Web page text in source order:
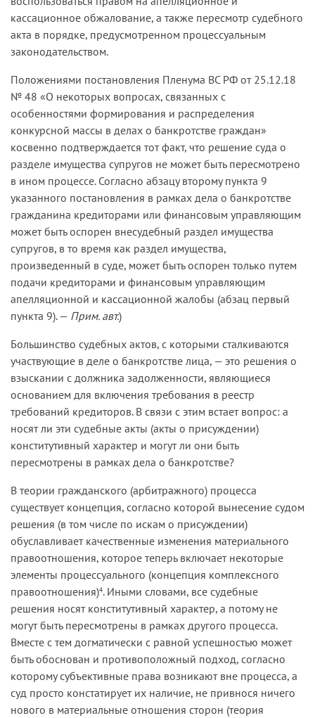
кассационное обжалование, а также пересмотр судебного
акта в порядке, предусмотренном процессуальным
законодательством.
Положениями постановления Пленума ВС РФ от 25.12.18
№ 48 «О некоторых вопросах, связанных с
особенностями формирования и распределения
конкурсной массы в делах о банкротстве граждан»
косвенно подтверждается тот факт, что решение суда о
разделе имущества супругов не может быть пересмотрено
в ином процессе. Согласно абзацу второму пункта 9
указанного постановления в рамках дела о банкротстве
гражданина кредиторами или финансовым управляющим
может быть оспорен внесудебный раздел имущества
супругов, в то время как раздел имущества,
произведенный в суде, может быть оспорен только путем
подачи кредиторами и финансовым управляющим
апелляционной и кассационной жалобы (абзац первый
пункта 9). — Прим. авт.)
Большинство судебных актов, с которыми сталкиваются
участвующие в деле о банкротстве лица, — это решения о
взыскании с должника задолженности, являющиеся
основанием для включения требования в реестр
требований кредиторов. В связи с этим встает вопрос: а
носят ли эти судебные акты (акты о присуждении)
конститутивный характер и могут ли они быть
пересмотрены в рамках дела о банкротстве?
В теории гражданского (арбитражного) процесса
существует концепция, согласно которой вынесение судом
решения (в том числе по искам о присуждении)
обуславливает качественные изменения материального
правоотношения, которое теперь включает некоторые
элементы процессуального (концепция комплексного
правоотношения)4. Иными словами, все судебные
решения носят конститутивный характер, а потому не
могут быть пересмотрены в рамках другого процесса.
Вместе с тем догматически с равной успешностью может
быть обоснован и противоположный подход, согласно
которому субъективные права возникают вне процесса, а
суд просто констатирует их наличие, не привнося ничего
нового в материальные отношения сторон (теория